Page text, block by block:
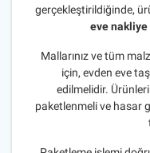
gerçekleştirildiğinde,
eve nakliye
Mallarınız ve tüm
için, evden eve
edilmelidir.
paketlenmeli ve hasar